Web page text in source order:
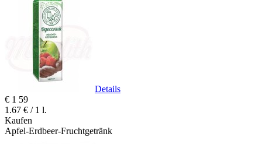
Details
€ 1 59
1.67 € / 1 l.
Kaufen
Apfel-Erdbeer-Fruchtgetränk